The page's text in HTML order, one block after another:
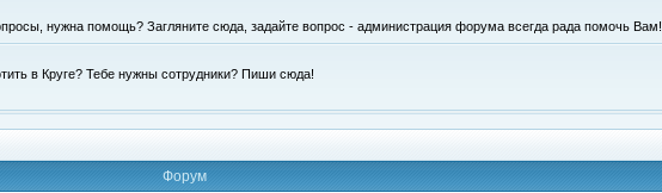
нужна помощь? Загляните сюда, задайте вопрос - администрация форума всегда рада помочь Вам!
в Круге? Тебе нужны сотрудники? Пиши сюда!
Форум